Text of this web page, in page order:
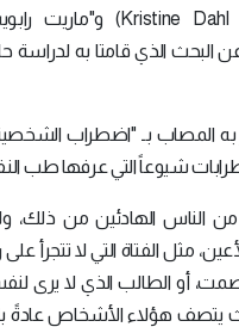
عن البحث الذي قامتا به
المصاب بـ "اضطراب الشخصية
شيوعاً التي عرفها طب
من الناس الهادئين من ذلك،
مثل الفتاة التي لا تتجرأ
أو الطالب الذي لا يرى
يتصف هؤلاء الأشخاص عادةً